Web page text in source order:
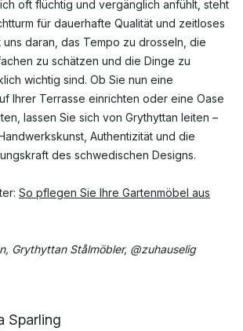
oft flüchtig und vergänglich anfühlt, steht
für dauerhafte Qualität und zeitloses
uns daran, das Tempo zu drosseln, die
zu schätzen und die Dinge zu
wichtig sind. Ob Sie nun eine
Ihrer Terrasse einrichten oder eine Oase
lassen Sie sich von Grythyttan leiten –
Authentizität und die
des schwedischen Designs.
So pflegen Sie Ihre Gartenmöbel aus
Grythyttan Stålmöbler, @zuhauselig
Sparling